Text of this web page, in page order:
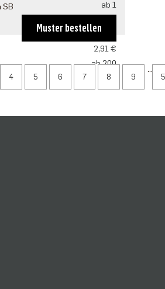
SB
ab 1
ab 100
2,91 €
ab 200
2,81 €
ab 500
Muster bestellen
4 5 6 7 8 9
...